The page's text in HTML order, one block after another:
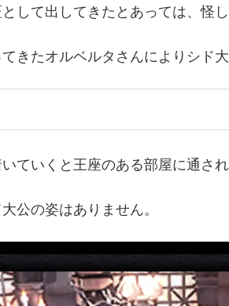
して出してきたとあっては、怪
きたオルベルタさんによりシド
ていくと王座のある部屋に通され
公の姿はありません。